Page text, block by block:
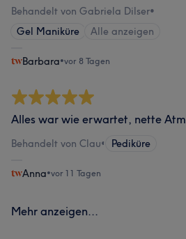
Behandelt von Gabriela Dilser•
Gel Maniküre
Alle anzeigen
Barbara•vor 8 Tagen
Alles war wie erwartet, nette
Behandelt von Clau• Pediküre
Anna•vor 11 Tagen
Mehr anzeigen...